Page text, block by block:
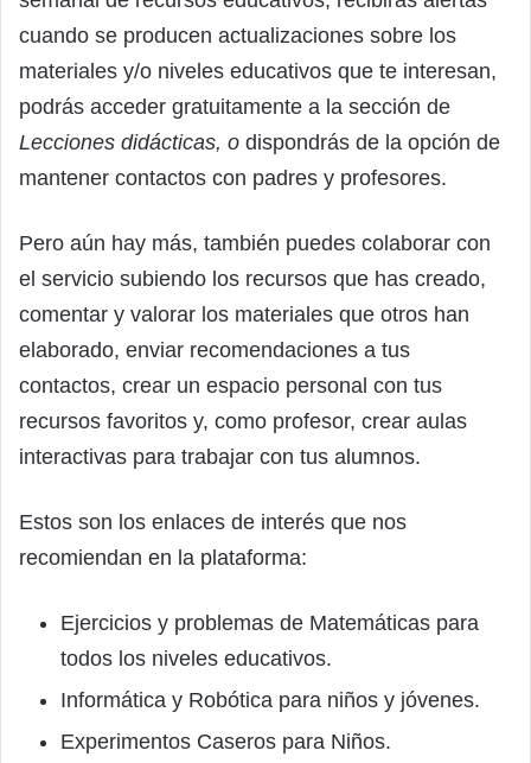
cuando se producen actualizaciones sobre los
materiales y/o niveles educativos que te interesan,
podrás acceder gratuitamente a la sección de
Lecciones didácticas, o dispondrás de la opción de
mantener contactos con padres y profesores.
Pero aún hay más, también puedes colaborar con
el servicio subiendo los recursos que has creado,
comentar y valorar los materiales que otros han
elaborado, enviar recomendaciones a tus
contactos, crear un espacio personal con tus
recursos favoritos y, como profesor, crear aulas
interactivas para trabajar con tus alumnos.
Estos son los enlaces de interés que nos
recomiendan en la plataforma:
Ejercicios y problemas de Matemáticas para
todos los niveles educativos.
Informática y Robótica para niños y jóvenes.
Experimentos Caseros para Niños.